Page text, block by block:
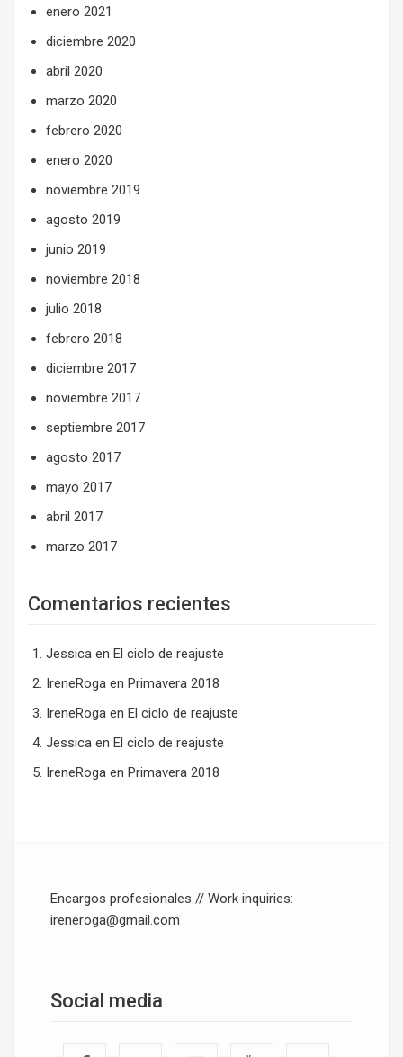
enero 2021
diciembre 2020
abril 2020
marzo 2020
febrero 2020
enero 2020
noviembre 2019
agosto 2019
junio 2019
noviembre 2018
julio 2018
febrero 2018
diciembre 2017
noviembre 2017
septiembre 2017
agosto 2017
mayo 2017
abril 2017
marzo 2017
Comentarios recientes
Jessica en El ciclo de reajuste
IreneRoga en Primavera 2018
IreneRoga en El ciclo de reajuste
Jessica en El ciclo de reajuste
IreneRoga en Primavera 2018
Encargos profesionales // Work inquiries:
ireneroga@gmail.com
Social media